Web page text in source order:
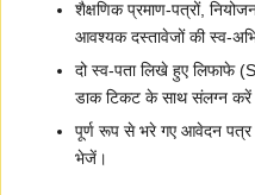
शैक्षणिक प्रमाण-पत्रों,
आवश्यक दस्तावेजों की स्व-
दो स्व-पता लिखे हुए
डाक टिकट के साथ संलग्न
पूर्ण रूप से भरे गए आवेदन पत्र
भेजें।